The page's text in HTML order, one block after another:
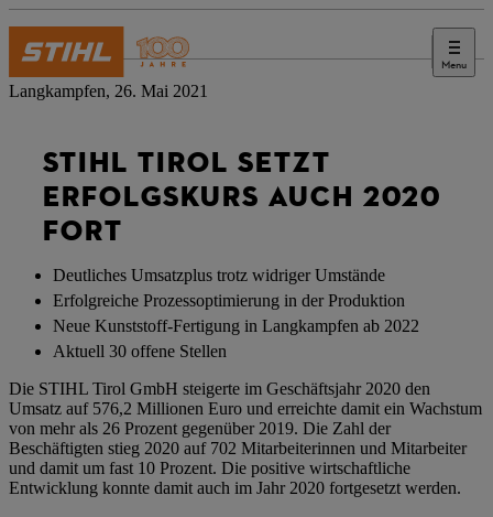
Menu
Presse
Langkampfen, 26. Mai 2021
STIHL TIROL SETZT
ERFOLGSKURS AUCH 2020
FORT
Deutliches Umsatzplus trotz widriger Umstände
Erfolgreiche Prozessoptimierung in der Produktion
Neue Kunststoff-Fertigung in Langkampfen ab 2022
Aktuell 30 offene Stellen
Die STIHL Tirol GmbH steigerte im Geschäftsjahr 2020 den
Umsatz auf 576,2 Millionen Euro und erreichte damit ein Wachstum
von mehr als 26 Prozent gegenüber 2019. Die Zahl der
Beschäftigten stieg 2020 auf 702 Mitarbeiterinnen und Mitarbeiter
und damit um fast 10 Prozent. Die positive wirtschaftliche
Entwicklung konnte damit auch im Jahr 2020 fortgesetzt werden.